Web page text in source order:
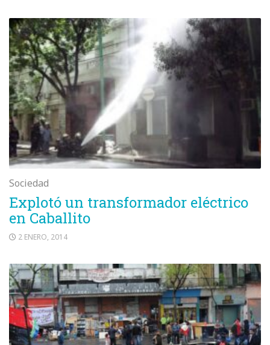
Sociedad
Explotó un transformador eléctrico
en Caballito
2 ENERO, 2014